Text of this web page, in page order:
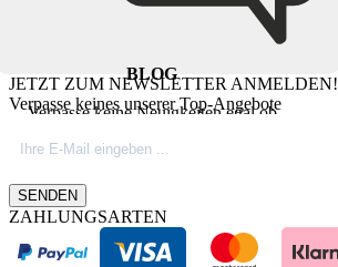
BLOG
Verpasse keine Neuigkeiten egal ob
Firmeninfos. Besuche unseren Blog.
JETZT ZUM NEWSLETTER ANMELDEN!
Verpasse keines unserer Top-Angebote
SENDEN
ZAHLUNGSARTEN